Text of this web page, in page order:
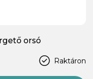
orsó
Raktáron